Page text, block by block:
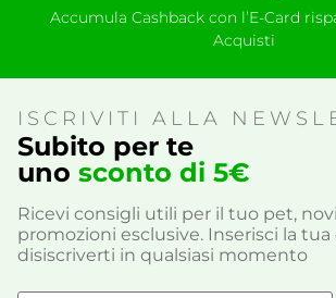
Accumula Cashback con l’E-Card
Acquisti
ISCRIVITI ALLA
Subito per te
uno sconto di 5€
Ricevi consigli utili per il tuo pet,
promozioni esclusive. Inserisci la tua
disiscriverti in qualsiasi momento